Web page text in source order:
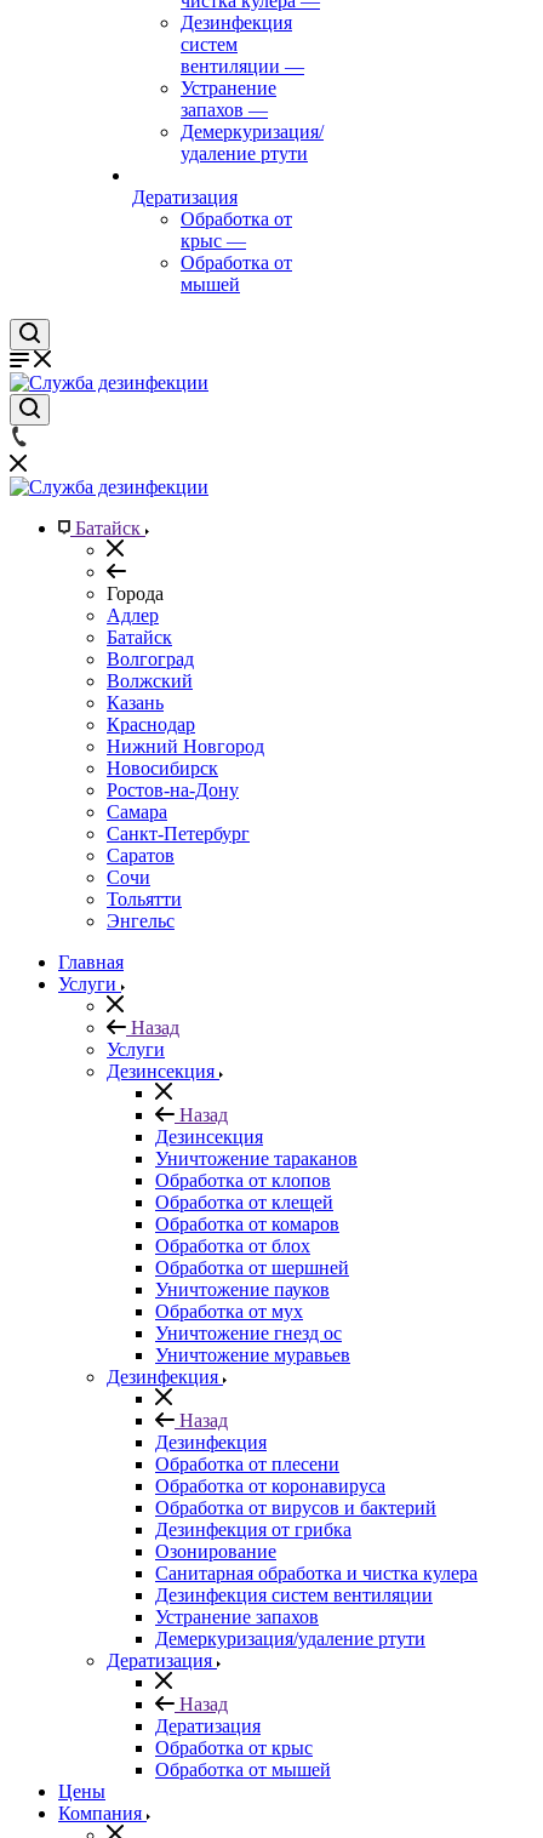
Дезинфекция
систем
вентиляции —
Устранение
запахов —
Демеркуризация/
удаление ртути
Дератизация
Обработка от
крыс —
Обработка от
мышей
Батайск
Города
Адлер
Батайск
Волгоград
Волжский
Казань
Краснодар
Нижний Новгород
Новосибирск
Ростов-на-Дону
Самара
Санкт-Петербург
Саратов
Сочи
Тольятти
Энгельс
Главная
Услуги
Назад
Услуги
Дезинсекция
Назад
Дезинсекция
Уничтожение тараканов
Обработка от клопов
Обработка от клещей
Обработка от комаров
Обработка от блох
Обработка от шершней
Уничтожение пауков
Обработка от мух
Уничтожение гнезд ос
Уничтожение муравьев
Дезинфекция
Назад
Дезинфекция
Обработка от плесени
Обработка от коронавируса
Обработка от вирусов и бактерий
Дезинфекция от грибка
Озонирование
Санитарная обработка и чистка кулера
Дезинфекция систем вентиляции
Устранение запахов
Демеркуризация/удаление ртути
Дератизация
Назад
Дератизация
Обработка от крыс
Обработка от мышей
Цены
Компания